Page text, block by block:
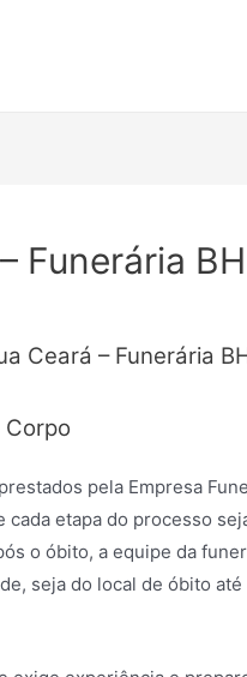
Funerária BH
Ceará – Funerária
pela Empresa
etapa do processo
o óbito, a equipe da
seja do local de óbito